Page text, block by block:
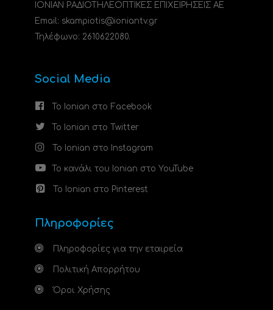
ΙΟΝΙΑΝ ΡΑΔΙΟΤΗΛΕΟΠΤΙΚΕΣ ΕΠΙΧΕΙΡΗΣΕΙΣ ΑΕ
Email: skampiotis@ioniantv.gr
Τηλέφωνο: 2610622080.
Social Media
Το Ionian στο Facebook
Το Ionian στο Twitter
Το Ionian στο Instagram
Το κανάλι του Ionian στο YouTube
Το Ionian στο Pinterest
Πληροφορίες
Πληροφορίες για την εταιρεία
Πολιτική Απορρήτου
Όροι Χρήσης